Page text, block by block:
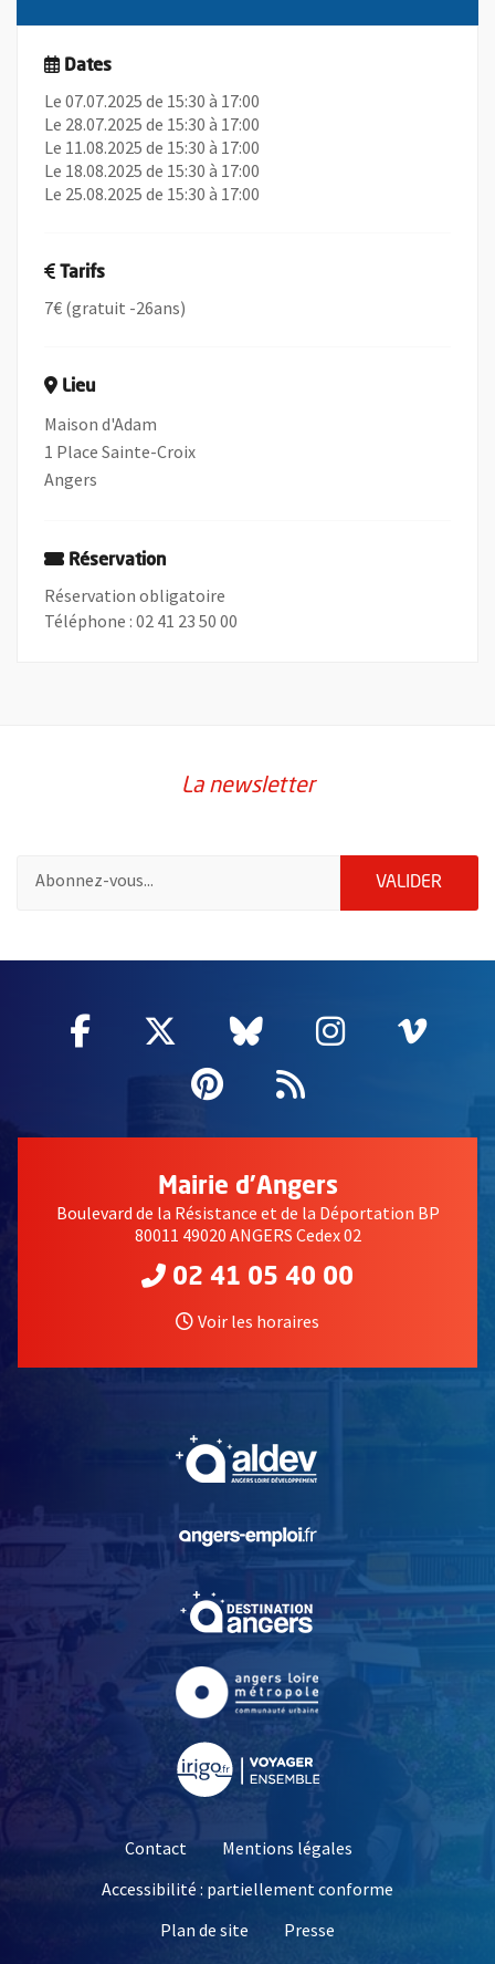
Dates
Le 07.07.2025 de 15:30 à 17:00
Le 28.07.2025 de 15:30 à 17:00
Le 11.08.2025 de 15:30 à 17:00
Le 18.08.2025 de 15:30 à 17:00
Le 25.08.2025 de 15:30 à 17:00
Tarifs
7€ (gratuit -26ans)
Lieu
Maison d'Adam
1 Place Sainte-Croix
Angers
Réservation
Réservation obligatoire
Téléphone : 02 41 23 50 00
La newsletter
VALIDER
Facebook
, Ouvre une nouvelle fenêtre
Twitter
, Ouvre une nouvelle
Bluesky
, Ouvre une
Instagram
, Ouvre
,
Pinterest
, Ouvre une
Flux RSS
Mairie d'Angers
Boulevard de la Résistance et de la Déportation BP
80011 49020 ANGERS Cedex 02
02 41 05 40 00
Voir les horaires
, Ouvre une nouvelle
, Ouvre une nouvelle
Contact
Mentions légales
Accessibilité : partiellement conforme
Plan de site
Presse